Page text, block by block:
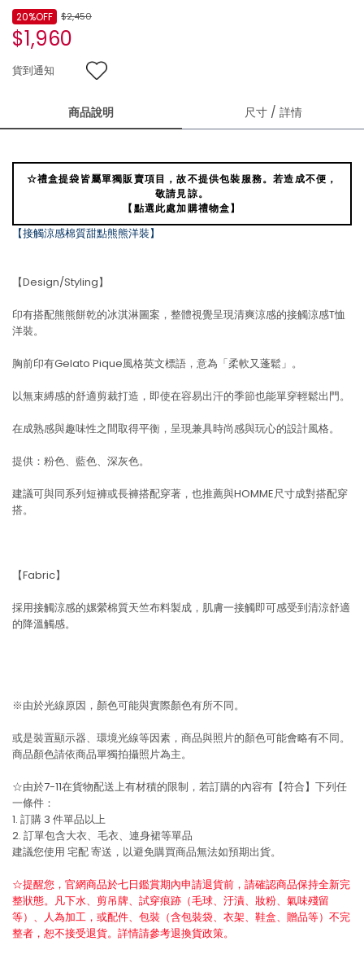
$2,450
$1,960
20%OFF
貨到通知
商品說明 尺寸 / 詳情
☆禮盒提袋皆屬單獨販賣項目，故不提供包裝服務。若造成不便，
敬請見諒。
【點選此處加購禮物盒】
【接觸涼感棉質甜點熊熊洋裝】
【Design/Styling】
印有搭配熊熊餅乾的冰淇淋圖案，整體視覺呈現清爽涼感的接觸涼感T恤
洋裝。
胸前印有Gelato Pique風格英文標語，意為「柔軟又蓬鬆」。
以無束縛感的舒適剪裁打造，即使在容易出汗的季節也能單穿輕鬆出門。
在成熟感與趣味性之間取得平衡，呈現兼具時尚感與玩心的設計風格。
提供：粉色、藍色、深灰色。
建議可與同系列短褲或長褲搭配穿著，也推薦與HOMME尺寸成對搭配穿
搭。
【Fabric】
採用接觸涼感的嫘縈棉質天竺布料製成，肌膚一接觸即可感受到清涼舒適
的降溫觸感。
※由於光線原因，顏色可能與實際顏色有所不同。
或是裝置顯示器、環境光線等因素，商品與照片的顏色可能會略有不同。
商品顏色請依商品單獨拍攝照片為主。
☆由於7-11在貨物配送上有材積的限制，若訂購的內容有【符合】下列任
一條件：
1. 訂購 3 件單品以上
2. 訂單包含大衣、毛衣、連身裙等單品
建議您使用 宅配寄送，以避免購買商品無法如預期出貨。
☆提醒您，官網商品於七日鑑賞期內申請退貨前，請確認商品保持全新完
整狀態。凡下水、剪吊牌、試穿痕跡（毛球、汙漬、妝粉、氣味殘留
等）、人為加工，或配件、包裝（含包裝袋、衣架、鞋盒、贈品等）不完
整者，恕不接受退貨。詳情請參考退換貨政策。